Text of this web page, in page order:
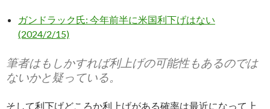
ガンドラック氏: 今年前半に米国利下げはない
(2024/2/15)
筆者はもしかすれば利上げの可能性もあるのでは
ないかと疑っている。
そして利下げどころか利上げがある確率は最近になって上